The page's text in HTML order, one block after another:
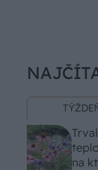
na